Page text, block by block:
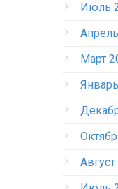
Июль
Март